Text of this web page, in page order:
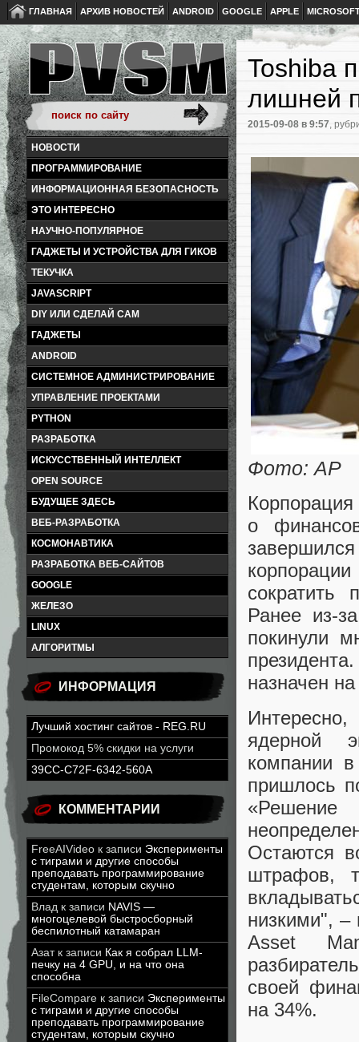
ГЛАВНАЯ АРХИВ НОВОСТЕЙ ANDROID GOOGLE APPLE
НОВОСТИ
ПРОГРАММИРОВАНИЕ
ИНФОРМАЦИОННАЯ БЕЗОПАСНОСТЬ
ЭТО ИНТЕРЕСНО
НАУЧНО-ПОПУЛЯРНОЕ
ГАДЖЕТЫ И УСТРОЙСТВА ДЛЯ ГИКОВ
ТЕКУЧКА
JAVASCRIPT
DIY ИЛИ СДЕЛАЙ САМ
ГАДЖЕТЫ
ANDROID
СИСТЕМНОЕ АДМИНИСТРИРОВАНИЕ
УПРАВЛЕНИЕ ПРОЕКТАМИ
PYTHON
РАЗРАБОТКА
ИСКУССТВЕННЫЙ ИНТЕЛЛЕКТ
OPEN SOURCE
БУДУЩЕЕ ЗДЕСЬ
ВЕБ-РАЗРАБОТКА
КОСМОНАВТИКА
РАЗРАБОТКА ВЕБ-САЙТОВ
GOOGLE
ЖЕЛЕЗО
LINUX
АЛГОРИТМЫ
ИНФОРМАЦИЯ
Лучший хостинг сайтов - REG.RU
Промокод 5% скидки на услуги
39CC-C72F-6342-560A
КОММЕНТАРИИ
FreeAIVideo к записи Эксперименты
с тиграми и другие способы
преподавать программирование
студентам, которым скучно
Влад к записи NAVIS —
многоцелевой быстросборный
беспилотный катамаран
Азатк записи Как я собрал LLM-
печку на 4 GPU, и на что она
способна
FileCompare к записи Эксперименты
с тиграми и другие способы
преподавать программирование
студентам, которым скучно
Toshiba
лишней
2015-09-08 в 9:57,
Фото: AP
о
Ранее из-
покинули
назначен
ядерной
компании
пришлось
«Решение
Остаются
штрафов,
низкими", –
Asset
своей
на 34%.